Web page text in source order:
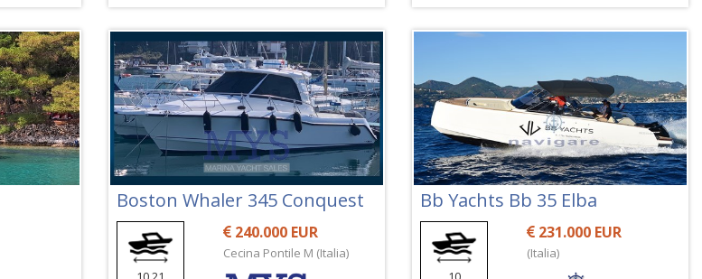
Boston Whaler 345 Conquest
240.000 EUR
Cecina Pontile M (Italia)
Bb Yachts Bb 35 Elba
231.000 EUR
(Italia)